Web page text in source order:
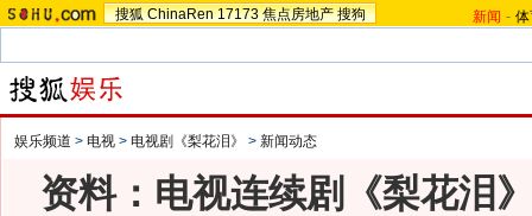
搜狐 ChinaRen 17173 焦点房地产 搜狗 新闻 -
娱乐频道 > 电视 > 电视剧《梨花泪》 > 新闻动态
资料：电视连续剧《梨花泪